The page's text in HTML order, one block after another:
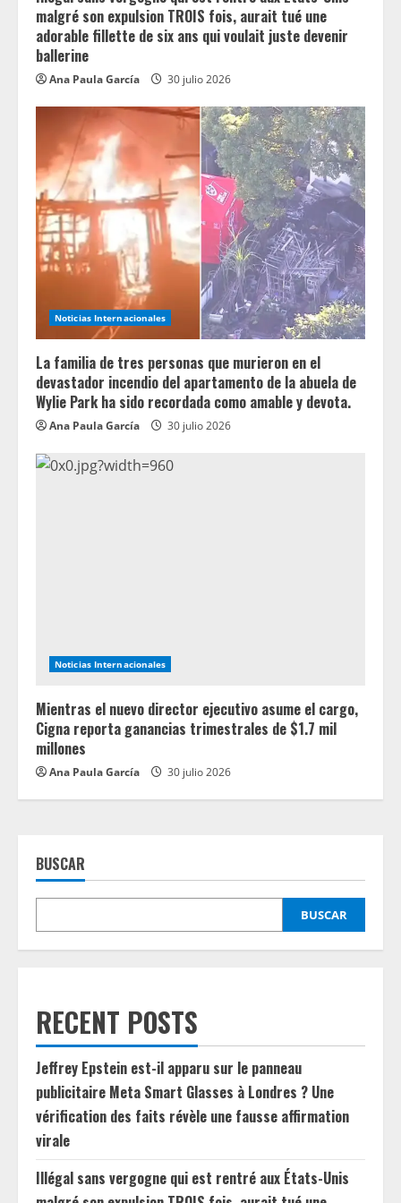
malgré son expulsion TROIS fois, aurait tué une
adorable fillette de six ans qui voulait juste devenir
ballerine
Ana Paula García 30 julio 2026
Noticias Internacionales
La familia de tres personas que murieron en el
devastador incendio del apartamento de la abuela de
Wylie Park ha sido recordada como amable y devota.
Ana Paula García 30 julio 2026
Noticias Internacionales
Mientras el nuevo director ejecutivo asume el cargo,
Cigna reporta ganancias trimestrales de $1.7 mil
millones
Ana Paula García 30 julio 2026
BUSCAR
BUSCAR
RECENT POSTS
Jeffrey Epstein est-il apparu sur le panneau
publicitaire Meta Smart Glasses à Londres ? Une
vérification des faits révèle une fausse affirmation
virale
Illégal sans vergogne qui est rentré aux États-Unis